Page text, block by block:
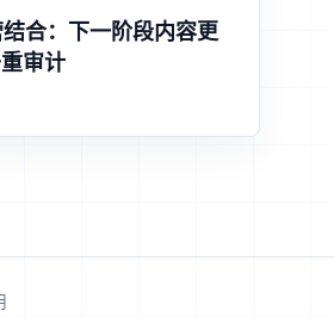
合：下一阶段内容更
审计